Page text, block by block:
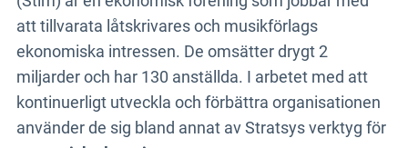
att tillvarata låtskrivares och musikförlags
ekonomiska intressen. De omsätter drygt 2
miljarder och har 130 anställda. I arbetet med att
kontinuerligt utveckla och förbättra organisationen
använder de sig bland annat av Stratsys verktyg för